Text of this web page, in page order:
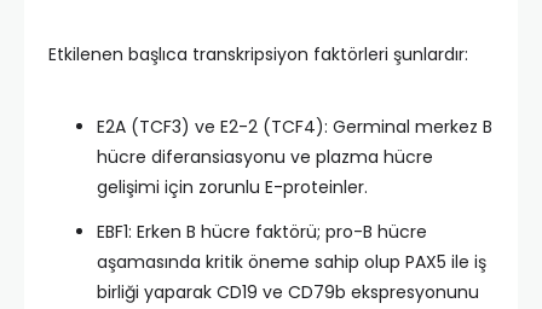
Etkilenen başlıca transkripsiyon faktörleri şunlardır:
E2A (TCF3) ve E2-2 (TCF4): Germinal merkez B
hücre diferansiasyonu ve plazma hücre
gelişimi için zorunlu E-proteinler.​
EBF1: Erken B hücre faktörü; pro-B hücre
aşamasında kritik öneme sahip olup PAX5 ile iş
birliği yaparak CD19 ve CD79b ekspresyonunu